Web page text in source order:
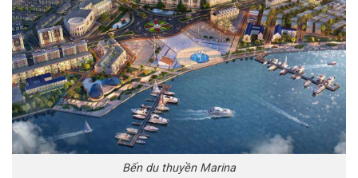
Bến du thuyền Marina